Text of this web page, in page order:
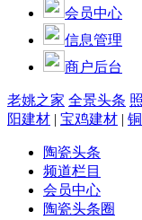
会员中心
信息管理
商户后台
老姚之家 全景头条
阳建材 | 宝鸡建材 |
陶瓷头条
频道栏目
会员中心
陶瓷头条圈